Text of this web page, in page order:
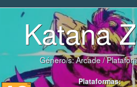
Katana
Género/s:Arcade/
Plataformas: